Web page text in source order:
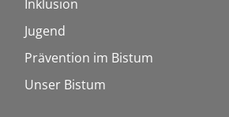
Inklusion
Jugend
Prävention im Bistum
Unser Bistum